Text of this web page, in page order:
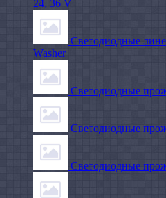
24, 36 V
Светодиодные
Washer
Светодиодные
Светодиодные
Светодиодные